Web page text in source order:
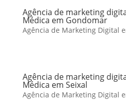
Agência de marketing
Médica em Gondomar
Agência de Marketing Digital
Agência de marketing
Médica em Seixal
Agência de Marketing Digital